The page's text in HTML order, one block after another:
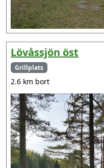
Lövåssjön öst
Grillplats
2.6 km bort